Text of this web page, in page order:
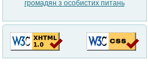
громадян з особистих питань